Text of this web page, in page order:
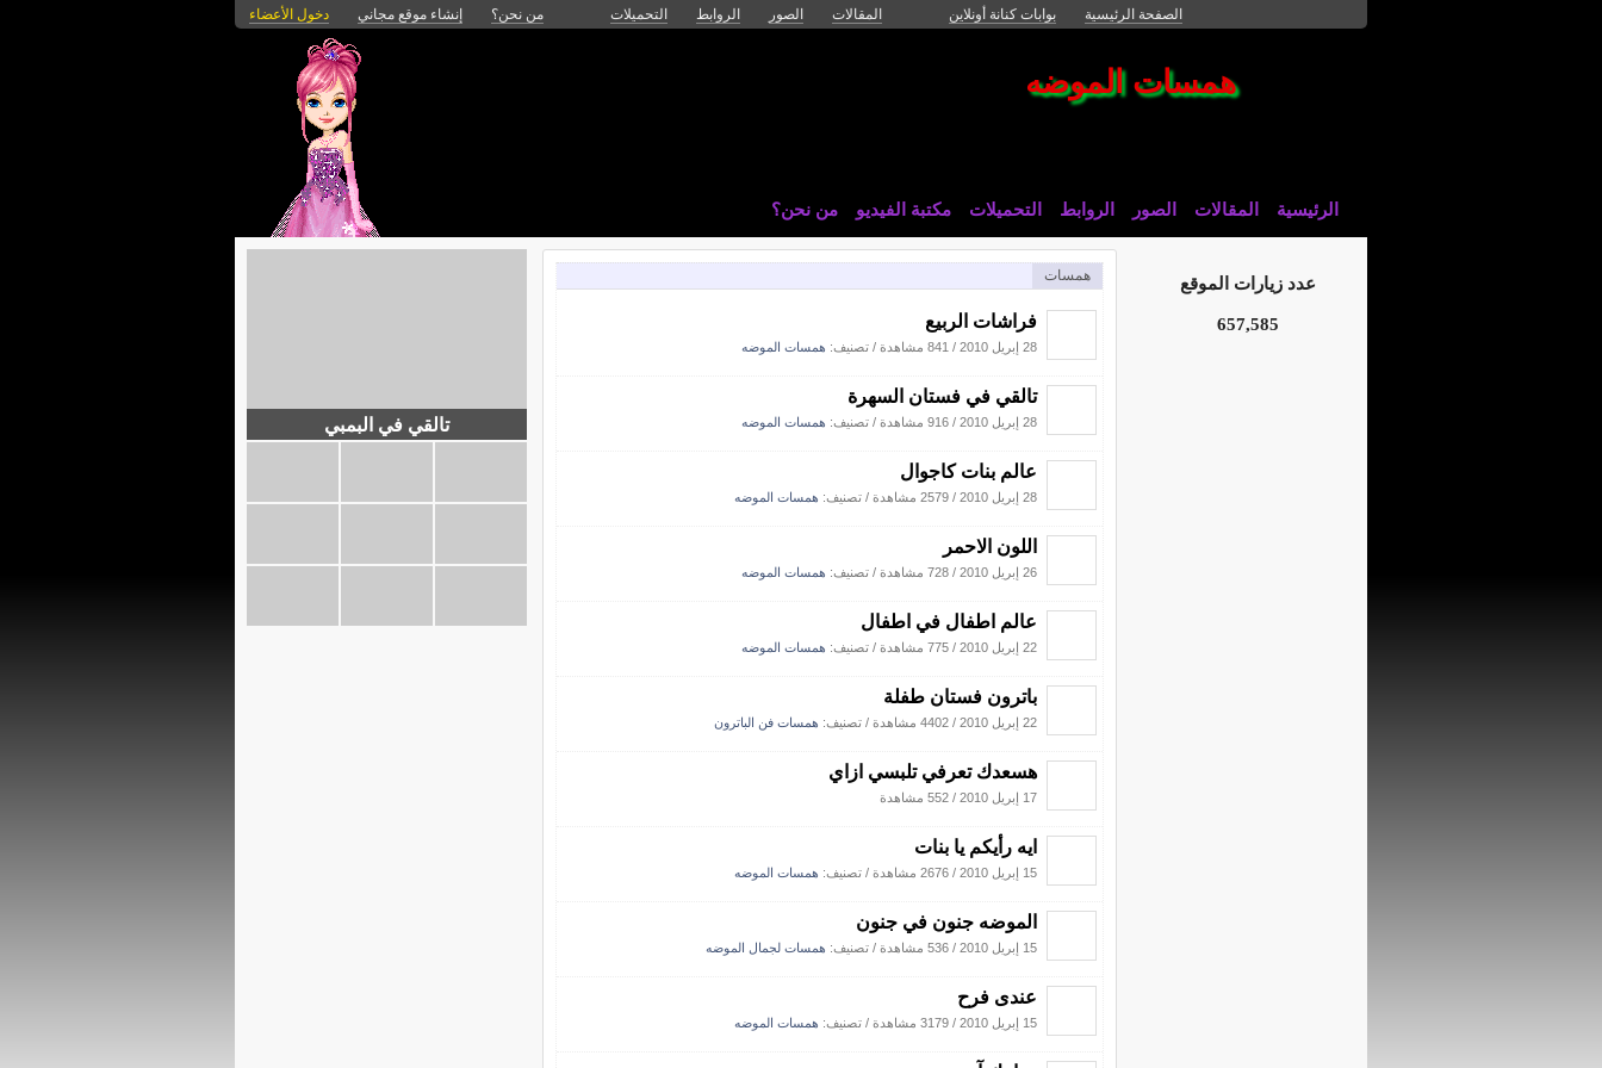
الصفحة الرئيسية بوابات كنانة أونلاين المقالات الصور الروابط التحميلات من نحن؟ إنشاء موقع مجاني دخول الأعضاء
همسات الموضه
الرئيسية المقالات الصور الروابط التحميلات مكتبة الفيديو من نحن؟
همسات
فراشات الربيع
28 إبريل 2010 / 841 مشاهدة / تصنيف: همسات الموضه
تالقي في فستان السهرة
28 إبريل 2010 / 916 مشاهدة / تصنيف: همسات الموضه
عالم بنات كاجوال
28 إبريل 2010 / 2579 مشاهدة / تصنيف: همسات الموضه
اللون الاحمر
26 إبريل 2010 / 728 مشاهدة / تصنيف: همسات الموضه
عالم اطفال في اطفال
22 إبريل 2010 / 775 مشاهدة / تصنيف: همسات الموضه
باترون فستان طفلة
22 إبريل 2010 / 4402 مشاهدة / تصنيف: همسات فن الباترون
هسعدك تعرفي تلبسي ازاي
17 إبريل 2010 / 552 مشاهدة
ايه رأيكم يا بنات
15 إبريل 2010 / 2676 مشاهدة / تصنيف: همسات الموضه
الموضه جنون في جنون
15 إبريل 2010 / 536 مشاهدة / تصنيف: همسات لجمال الموضه
عندى فرح
15 إبريل 2010 / 3179 مشاهدة / تصنيف: همسات الموضه
عدد زيارات الموقع
657,585
تالقي في البمبي